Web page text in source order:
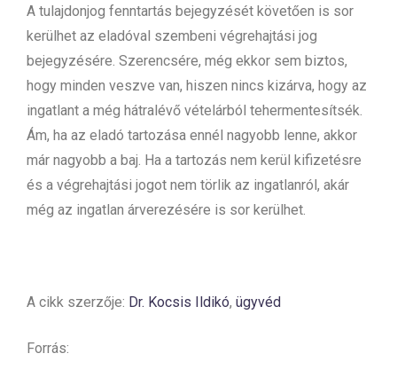
A tulajdonjog fenntartás bejegyzését követően is sor
kerülhet az eladóval szembeni végrehajtási jog
bejegyzésére. Szerencsére, még ekkor sem biztos,
hogy minden veszve van, hiszen nincs kizárva, hogy az
ingatlant a még hátralévő vételárból tehermentesítsék.
Ám, ha az eladó tartozása ennél nagyobb lenne, akkor
már nagyobb a baj. Ha a tartozás nem kerül kifizetésre
és a végrehajtási jogot nem törlik az ingatlanról, akár
még az ingatlan árverezésére is sor kerülhet.
A cikk szerzője: Dr. Kocsis Ildikó, ügyvéd
Forrás: